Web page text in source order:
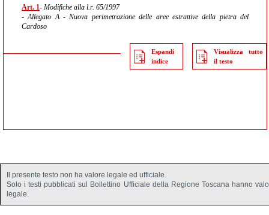
Art. 1- Modifiche alla l.r. 65/1997
- Allegato A - Nuova perimetrazione delle aree estrattive della pietra del
Cardoso
Espandi
indice
Visualizza tutto
il testo
Il presente testo non ha valore legale ed ufficiale.
Solo i testi pubblicati sul Bollettino Ufficiale della Regione Toscana hanno
legale.